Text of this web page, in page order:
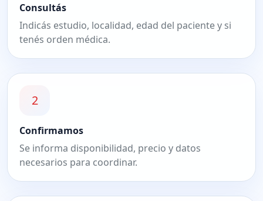
Consultás
Indicás estudio, localidad, edad del paciente y si
tenés orden médica.
2
Confirmamos
Se informa disponibilidad, precio y datos
necesarios para coordinar.